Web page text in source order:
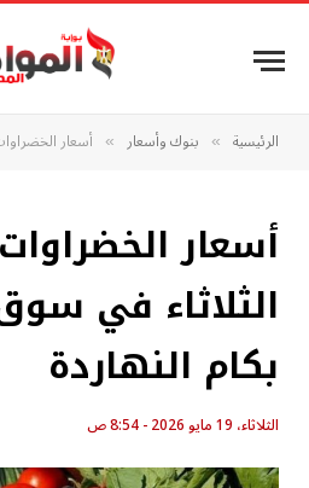
الرئيسية » بنوك وأسعار » أسعار الخضراوات
أسعار
الثلاثاء في
بكام النهاردة
الثلاثاء، 19 مايو 2026 - 8:54 ص